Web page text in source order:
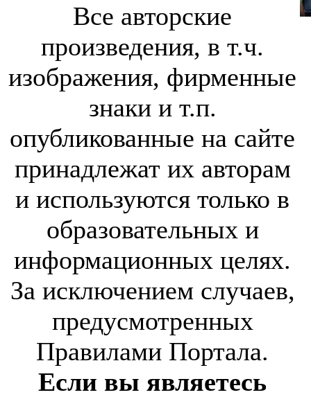
Все авторские
произведения, в т.ч.
изображения, фирменные
знаки и т.п.
опубликованные на сайте
принадлежат их авторам
и используются только в
образовательных и
информационных целях.
За исключением случаев,
предусмотренных
Правилами Портала.
Если вы являетесь